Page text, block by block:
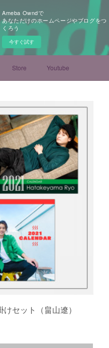
Ameba Owndで
あなただけのホームページやブログをつ
くろう
今すぐ試す
Store Youtube
セット（畠山遼）